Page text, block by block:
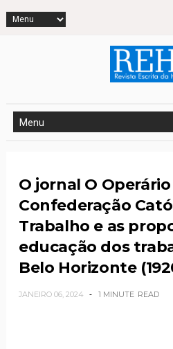
O jornal O
Confederação
Trabalho e as
educação dos
Belo Horizonte
JANEIRO 06, 2024 1 MINUTE READ